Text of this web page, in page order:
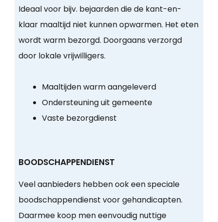
Ideaal voor bijv. bejaarden die de kant-en-
klaar maaltijd niet kunnen opwarmen. Het eten
wordt warm bezorgd. Doorgaans verzorgd
door lokale vrijwilligers.
Maaltijden warm aangeleverd
Ondersteuning uit gemeente
Vaste bezorgdienst
BOODSCHAPPENDIENST
Veel aanbieders hebben ook een speciale
boodschappendienst voor gehandicapten.
Daarmee koop men eenvoudig nuttige